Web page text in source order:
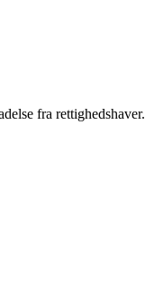
fra rettighedshaver.